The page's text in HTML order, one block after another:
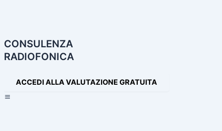
CONSULENZA
RADIOFONICA
ACCEDI ALLA VALUTAZIONE GRATUITA